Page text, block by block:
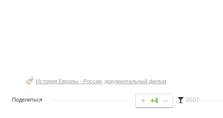
История Европы - России, документальный фильм
Поделиться +4 3507